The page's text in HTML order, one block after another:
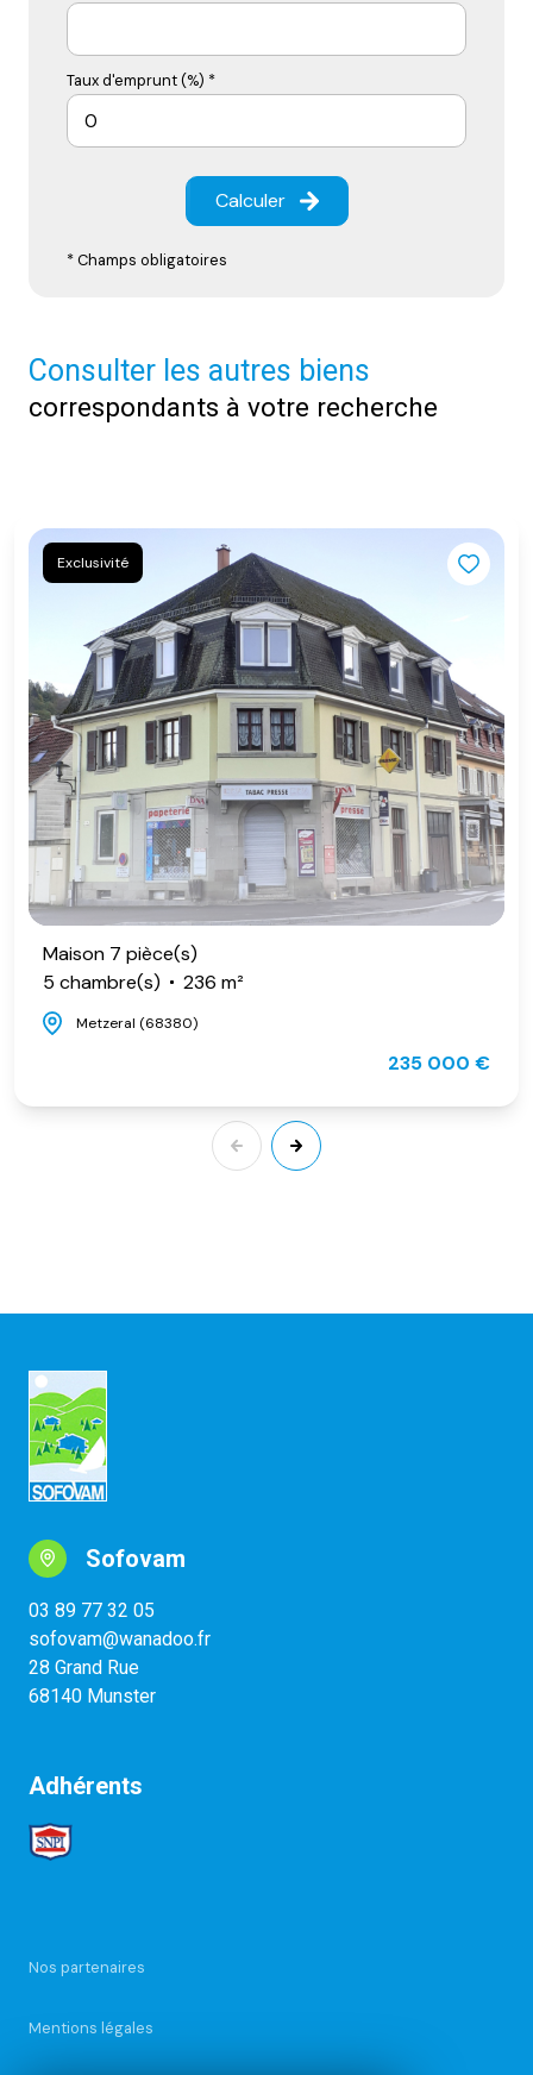
Taux d'emprunt (%) *
Calculer
* Champs obligatoires
Consulter les autres biens
correspondants à votre recherche
Exclusivité
Maison 7 pièce(s)
5 chambre(s)
236 m²
Metzeral (68380)
235 000 €
Sofovam
03 89 77 32 05
sofovam@wanadoo.fr
28 Grand Rue
68140 Munster
Adhérents
Nos partenaires
Mentions légales